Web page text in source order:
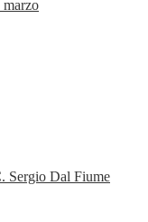
Sergio Dal Fiume